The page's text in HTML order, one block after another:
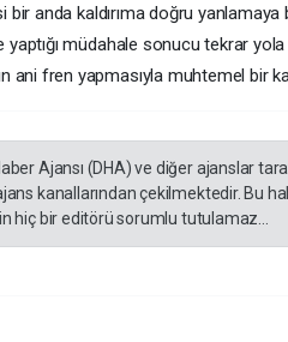
anda kaldırıma doğru yanlamaya
yaptığı müdahale sonucu tekrar
ani fren yapmasıyla muhtemel bir
Ajansı (DHA) ve diğer ajanslar
kanallarından çekilmektedir. Bu
hiç bir editörü sorumlu tutulamaz...